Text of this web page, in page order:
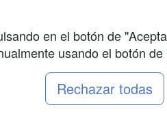
en el botón de
usando el botón
Rechazar todas